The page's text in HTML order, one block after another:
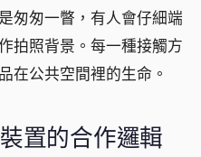
匆匆一瞥，有人會仔細端
拍照背景。每一種接觸方
在公共空間裡的生命。
置的合作邏輯